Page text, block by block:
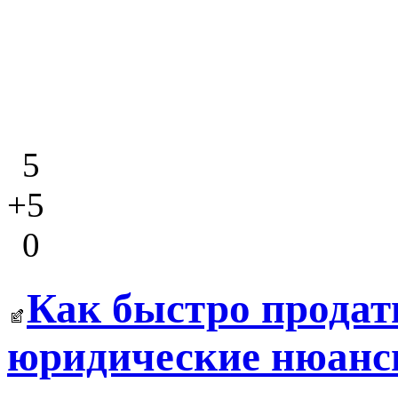
5
+5
0
Как быстро
юридические